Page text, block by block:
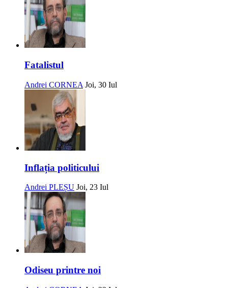
Fatalistul
Andrei CORNEA Joi, 30 Iul
Inflația politicului
Andrei PLEȘU Joi, 23 Iul
Odiseu printre noi